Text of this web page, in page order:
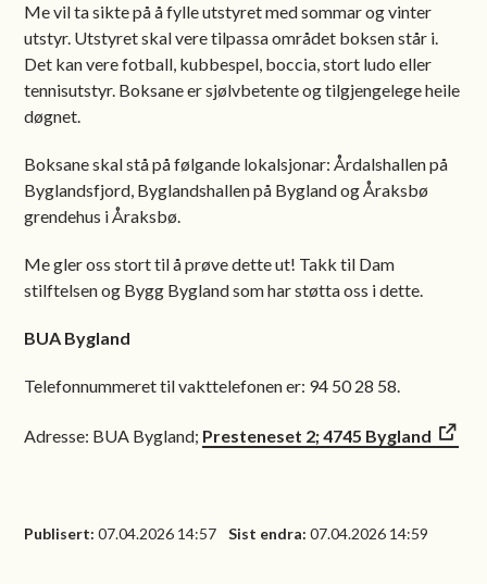
Me vil ta sikte på å fylle utstyret med sommar og vinter
utstyr. Utstyret skal vere tilpassa området boksen står i.
Det kan vere fotball, kubbespel, boccia, stort ludo eller
tennisutstyr. Boksane er sjølvbetente og tilgjengelege heile
døgnet.
Boksane skal stå på følgande lokalsjonar: Årdalshallen på
Byglandsfjord, Byglandshallen på Bygland og Åraksbø
grendehus i Åraksbø.
Me gler oss stort til å prøve dette ut! Takk til Dam
stilftelsen og Bygg Bygland som har støtta oss i dette.
BUA Bygland
Telefonnummeret til vakttelefonen er: 94 50 28 58.
Adresse: BUA Bygland; Presteneset 2; 4745 Bygland
Publisert 07.04.2026 14:57 Sist endra 07.04.2026 14:59